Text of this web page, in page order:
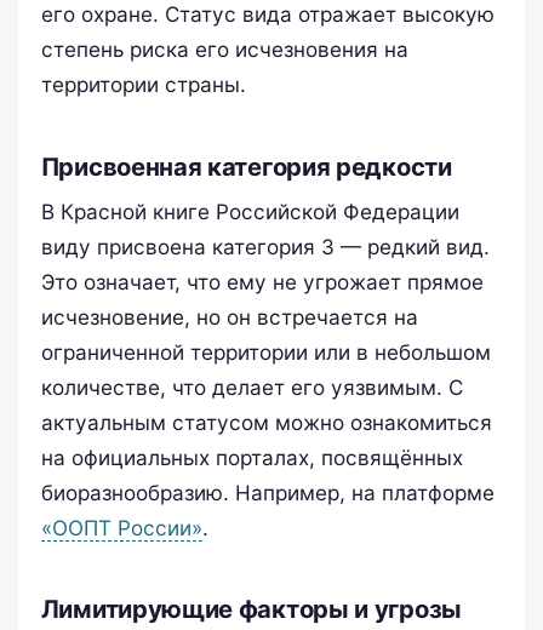
его охране. Статус вида отражает высокую
степень риска его исчезновения на
территории страны.
Присвоенная категория редкости
В Красной книге Российской Федерации
виду присвоена категория 3 — редкий вид.
Это означает, что ему не угрожает прямое
исчезновение, но он встречается на
ограниченной территории или в небольшом
количестве, что делает его уязвимым. С
актуальным статусом можно ознакомиться
на официальных порталах, посвящённых
биоразнообразию. Например, на платформе
«ООПТ России».
Лимитирующие факторы и угрозы